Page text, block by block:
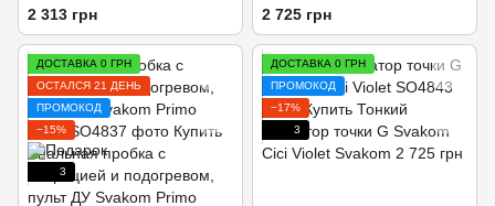
Black
2 313 грн
Plum Red
2 725 грн
ДОСТАВКА 0 ГРН
ОСТАЛСЯ 21 ДЕНЬ
ПРОМОКОД
−15%
3
ДОСТАВКА 0 ГРН
ПРОМОКОД
−17%
3